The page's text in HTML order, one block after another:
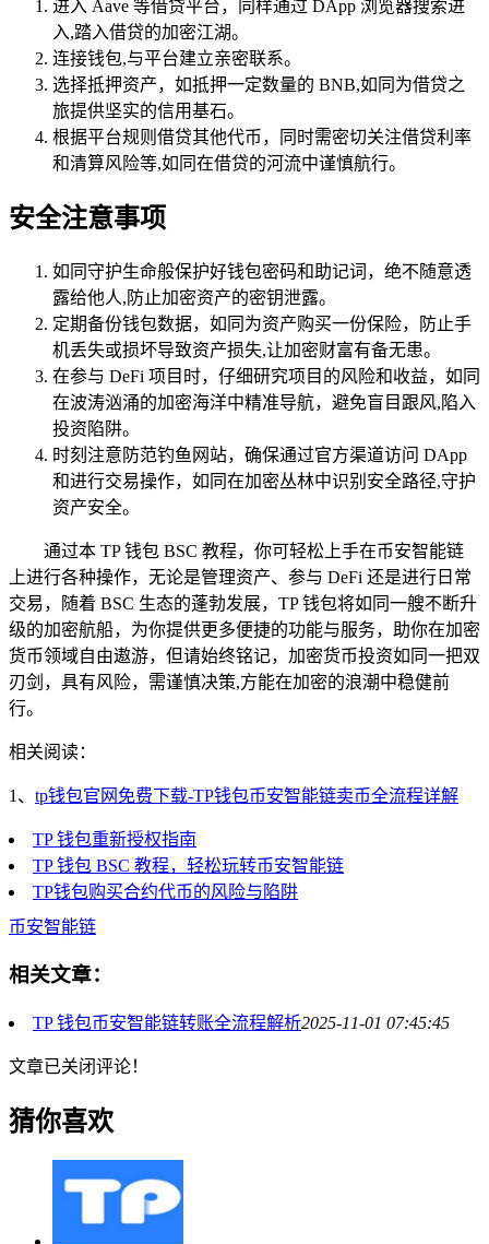
进入 Aave 等借贷平台，同样通过 DApp 浏览器搜索进
入,踏入借贷的加密江湖。
连接钱包,与平台建立亲密联系。
选择抵押资产，如抵押一定数量的 BNB,如同为借贷之
旅提供坚实的信用基石。
根据平台规则借贷其他代币，同时需密切关注借贷利率
和清算风险等,如同在借贷的河流中谨慎航行。
安全注意事项
如同守护生命般保护好钱包密码和助记词，绝不随意透
露给他人,防止加密资产的密钥泄露。
定期备份钱包数据，如同为资产购买一份保险，防止手
机丢失或损坏导致资产损失,让加密财富有备无患。
在参与 DeFi 项目时，仔细研究项目的风险和收益，如同
在波涛汹涌的加密海洋中精准导航，避免盲目跟风,陷入
投资陷阱。
时刻注意防范钓鱼网站，确保通过官方渠道访问 DApp
和进行交易操作，如同在加密丛林中识别安全路径,守护
资产安全。
通过本 TP 钱包 BSC 教程，你可轻松上手在币安智能链
上进行各种操作，无论是管理资产、参与 DeFi 还是进行日常
交易，随着 BSC 生态的蓬勃发展，TP 钱包将如同一艘不断升
级的加密航船，为你提供更多便捷的功能与服务，助你在加密
货币领域自由遨游，但请始终铭记，加密货币投资如同一把双
刃剑，具有风险，需谨慎决策,方能在加密的浪潮中稳健前
行。
相关阅读：
1、 tp钱包官网免费下载-TP钱包币安智能链卖币全流程详解
TP 钱包重新授权指南
TP 钱包 BSC 教程，轻松玩转币安智能链
TP钱包购买合约代币的风险与陷阱
币安智能链
相关文章：
TP 钱包币安智能链转账全流程解析2025-11-01 07:45:45
文章已关闭评论！
猜你喜欢